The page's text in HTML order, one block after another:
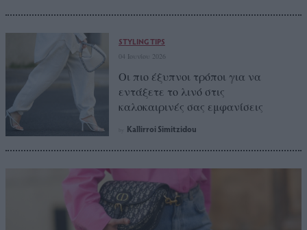
STYLING TIPS
04 Ιουνίου 2026
Οι πιο έξυπνοι τρόποι για να
εντάξετε το λινό στις
καλοκαιρινές σας εμφανίσεις
Kallirroi Simitzidou